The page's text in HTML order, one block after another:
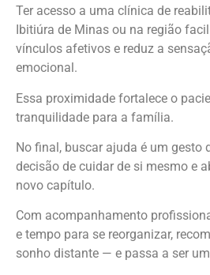
Ter acesso a uma clínica de
Ibitiúra de Minas ou na região
vínculos afetivos e reduz a
emocional.
Essa proximidade fortalece o
tranquilidade para a família.
No final, buscar ajuda é um gesto
decisão de cuidar de si mesmo e
novo capítulo.
Com acompanhamento
e tempo para se reorganizar,
sonho distante — e passa a ser